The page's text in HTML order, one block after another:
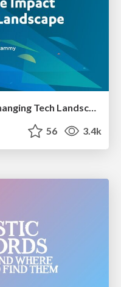
56 3.4k